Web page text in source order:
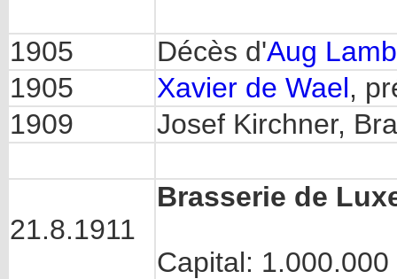
1905 Décès d'Aug
1905
Xavier de Wael,
1909
Josef Kirchner,
21.8.1911
Brasserie de
Capital: 1.000.000